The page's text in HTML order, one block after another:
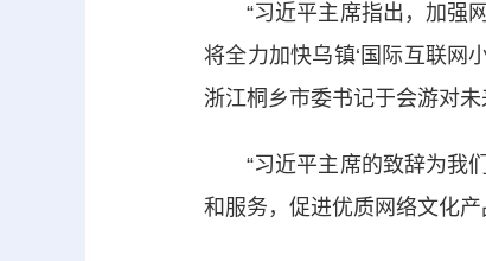
“习近平主席指出，加强网
将全力加快乌镇‘国际互联网
浙江桐乡市委书记于会游对未
“习近平主席的致辞为我们
和服务，促进优质网络文化